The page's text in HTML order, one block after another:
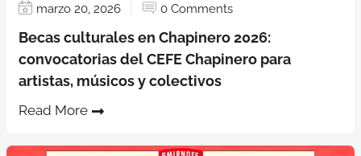
marzo 20, 2026
0 Comments
Becas culturales en Chapinero 2026:
convocatorias del CEFE Chapinero para
artistas, músicos y colectivos
Read More